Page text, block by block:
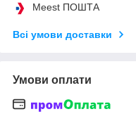
Meest ПОШТА
Всі умови доставки
Умови оплати